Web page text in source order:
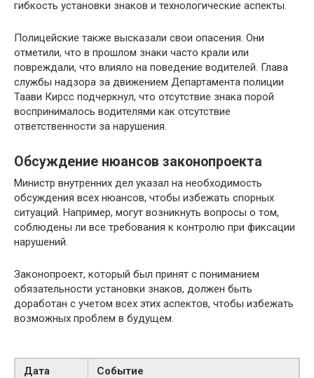
гибкость установки знаков и технологические аспекты.
Полицейские также высказали свои опасения. Они
отметили, что в прошлом знаки часто крали или
повреждали, что влияло на поведение водителей. Глава
службы надзора за движением Департамента полиции
Таави Кирсс подчеркнул, что отсутствие знака порой
воспринималось водителями как отсутствие
ответственности за нарушения.
Обсуждение нюансов законопроекта
Министр внутренних дел указал на необходимость
обсуждения всех нюансов, чтобы избежать спорных
ситуаций. Например, могут возникнуть вопросы о том,
соблюдены ли все требования к контролю при фиксации
нарушений.
Законопроект, который был принят с пониманием
обязательности установки знаков, должен быть
доработан с учетом всех этих аспектов, чтобы избежать
возможных проблем в будущем.
Дата
Событие